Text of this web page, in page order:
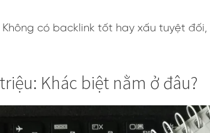
có backlink tốt hay xấu tuyệt
Khác biệt nằm ở đâu?